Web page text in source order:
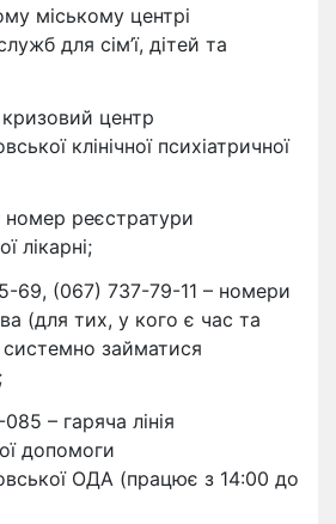
міському центрі
для сім’ї, дітей та
центр
клінічної психіатричної
реєстратури
лікарні;
69, (067) 737-79-11 – номери
(для тих, у кого є час та
займатися
– гаряча лінія
допомоги
ОДА (працює з 14:00 до